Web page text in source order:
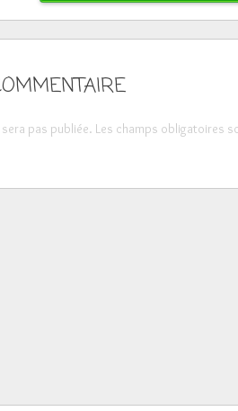
pas publiée. Les champs obligatoires